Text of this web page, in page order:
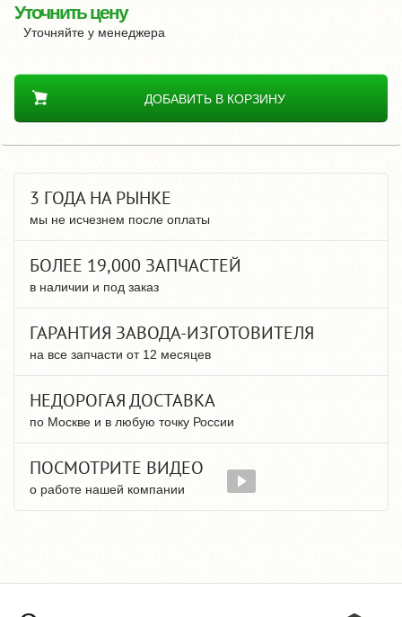
Уточнить цену
Уточняйте у менеджера
ДОБАВИТЬ В КОРЗИНУ
3 ГОДА НА РЫНКЕ
мы не исчезнем после оплаты
БОЛЕЕ 19,000 ЗАПЧАСТЕЙ
в наличии и под заказ
ГАРАНТИЯ ЗАВОДА-ИЗГОТОВИТЕЛЯ
на все запчасти от 12 месяцев
НЕДОРОГАЯ ДОСТАВКА
по Москве и в любую точку России
ПОСМОТРИТЕ ВИДЕО
о работе нашей компании